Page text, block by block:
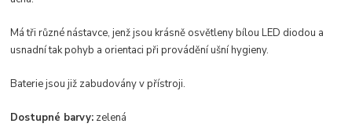
Má tři různé nástavce, jenž jsou krásně osvětleny bílou LED diodou a
usnadní tak pohyb a orientaci při provádění ušní hygieny.
Baterie jsou již zabudovány v přístroji.
Dostupné barvy: zelená